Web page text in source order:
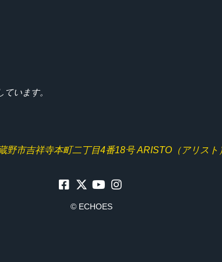
います。
野市吉祥寺本町二丁目4番18号ARISTO（アリスト
© ECHOES